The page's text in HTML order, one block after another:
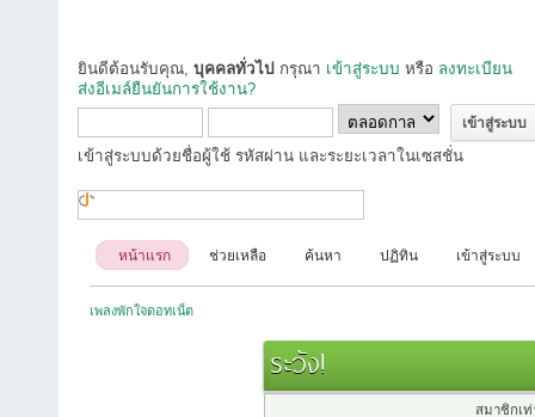
ยินดีต้อนรับคุณ, บุคคลทั่วไป กรุณา เข้าสู่ระบบ หรือ ลงทะเบียน
ส่งอีเมล์ยืนยันการใช้งาน?
เข้าสู่ระบบด้วยชื่อผู้ใช้ รหัสผ่าน และระยะเวลาในเซสชั่น
หน้าแรก ช่วยเหลือ ค้นหา ปฏิทิน เข้าสู่ระบบ
เพลงพักใจดอทเน็ต
ระวัง!
สมาชิกเ